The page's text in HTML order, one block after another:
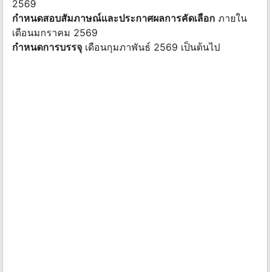
2569
กำหนดสอบสัมภาษณ์และประกาศผลการคัดเลือก ภายใน
เดือนมกราคม 2569
กำหนดการบรรจุ เดือนกุมภาพันธ์ 2569 เป็นต้นไป